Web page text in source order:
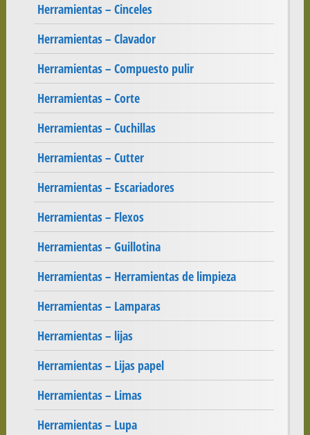
Herramientas – Cinceles
Herramientas – Clavador
Herramientas – Compuesto pulir
Herramientas – Corte
Herramientas – Cuchillas
Herramientas – Cutter
Herramientas – Escariadores
Herramientas – Flexos
Herramientas – Guillotina
Herramientas – Herramientas de limpieza
Herramientas – Lamparas
Herramientas – lijas
Herramientas – Lijas papel
Herramientas – Limas
Herramientas – Lupa